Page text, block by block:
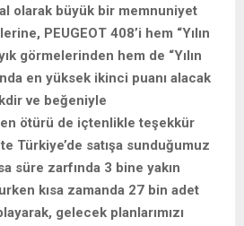
olarak büyük bir memnuniyet
PEUGEOT 408’i hem “Yılın
görmelerinden hem de “Yılın
en yüksek ikinci puanı alacak
ve beğeniyle
ötürü de içtenlikle teşekkür
Türkiye’de satışa sunduğumuz
süre zarfında 3 bine yakın
kısa zamanda 27 bin adet
gelecek planlarımızı